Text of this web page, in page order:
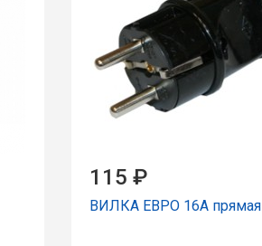
115 ₽
ВИЛКА ЕВРО 16А прямая